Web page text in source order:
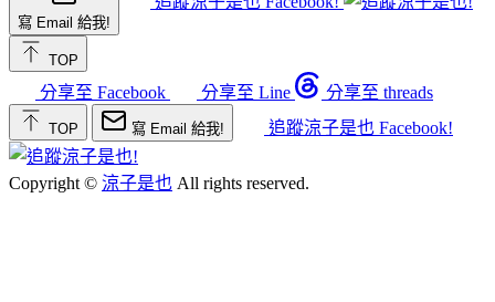
寫 Email 給我!
TOP
分享至 Facebook 分享至 Line 分享至 threads
TOP 寫 Email 給我! 追蹤涼子是也 Facebook!
Copyright © 涼子是也 All rights reserved.